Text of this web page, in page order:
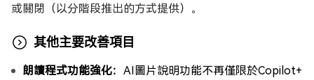
或關閉（以分階段推出的方式提供）。
其他主要改善項目
朗讀程式功能強化： AI圖片說明功能不再僅限於Copilot+